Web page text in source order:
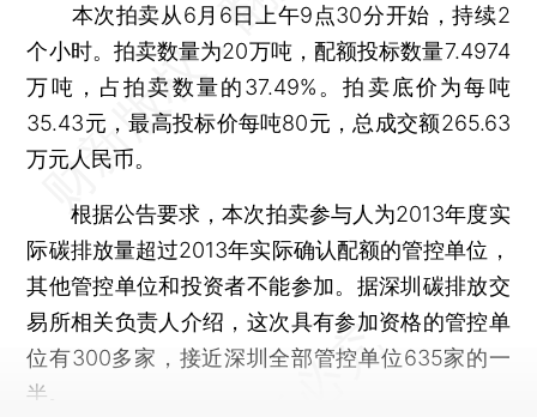
本次拍卖从6月6日上午9点30分开始，持续2
个小时。拍卖数量为20万吨，配额投标数量7.4974
万吨，占拍卖数量的37.49%。拍卖底价为每吨
35.43元，最高投标价每吨80元，总成交额265.63
万元人民币。
根据公告要求，本次拍卖参与人为2013年度实
际碳排放量超过2013年实际确认配额的管控单位，
其他管控单位和投资者不能参加。据深圳碳排放交
易所相关负责人介绍，这次具有参加资格的管控单
位有300多家，接近深圳全部管控单位635家的一
半。